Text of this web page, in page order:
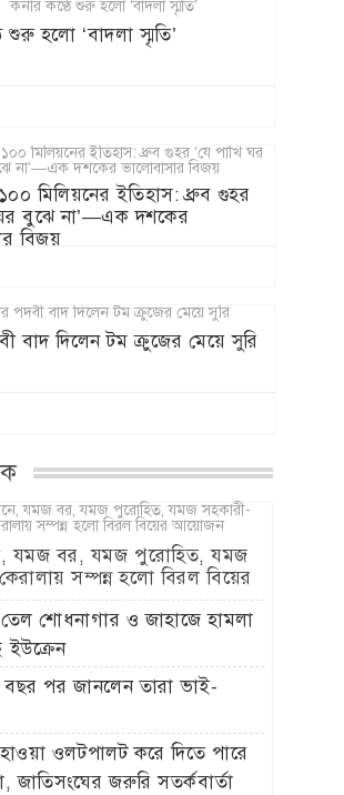
শুরু হলো ‘বাদলা স্মৃতি’
মিলিয়নের ইতিহাস: ধ্রুব গুহর
ঘর বুঝে না’—এক দশকের
বিজয়
বাদ দিলেন টম ক্রুজের মেয়ে সুরি
যমজ বর, যমজ পুরোহিত, যমজ
সম্পন্ন হলো বিরল বিয়ের
তেল শোধনাগার ও জাহাজে হামলা
ইউক্রেন
বছর পর জানলেন তারা ভাই-
ওলটপালট করে দিতে পারে
জাতিসংঘের জরুরি সতর্কবার্তা